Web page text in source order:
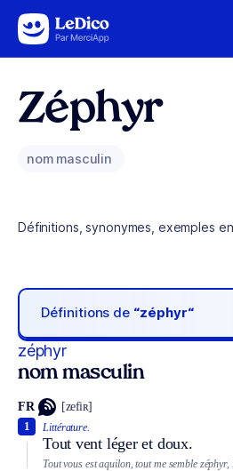
Aller au contenu
Zéphyr
nom masculin
Définitions, synonymes, exemples
Définitions de “zéphyr“
zéphyr
nom masculin
FR [zefiʀ]
Littérature.
Tout vent léger et doux.
1
Tout vous est aquilon, tout me semble